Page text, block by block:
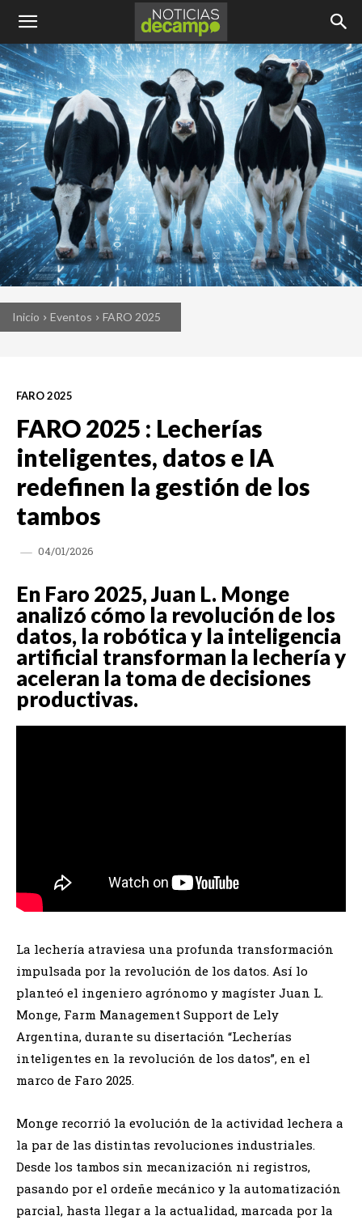
Inicio Eventos FARO 2025
FARO 2025
FARO 2025 : Lecherías
inteligentes, datos e IA
redefinen la gestión de los
tambos
04/01/2026
En Faro 2025, Juan L. Monge
analizó cómo la revolución de los
datos, la robótica y la inteligencia
artificial transforman la lechería y
aceleran la toma de decisiones
productivas.
La lechería atraviesa una profunda transformación
impulsada por la revolución de los datos. Así lo
planteó el ingeniero agrónomo y magíster Juan L.
Monge, Farm Management Support de Lely
Argentina, durante su disertación “Lecherías
inteligentes en la revolución de los datos”, en el
marco de Faro 2025.
Monge recorrió la evolución de la actividad lechera a
la par de las distintas revoluciones industriales.
Desde los tambos sin mecanización ni registros,
pasando por el ordeñe mecánico y la automatización
parcial, hasta llegar a la actualidad, marcada por la